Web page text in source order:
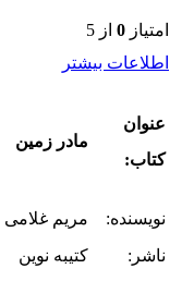
امتیاز 0 از 5
اطلاعات بیشتر
عنوان
کتاب:
مادر زمین
نویسنده:
مریم غلامی
ناشر:
کتیبه نوین